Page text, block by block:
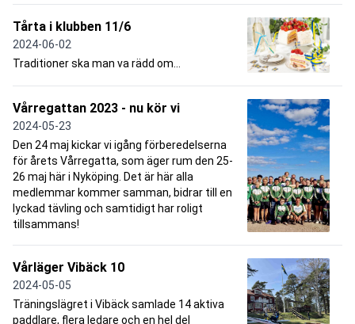
Tårta i klubben 11/6
2024-06-02
Traditioner ska man va rädd om...
Vårregattan 2023 - nu kör vi
2024-05-23
Den 24 maj kickar vi igång förberedelserna
för årets Vårregatta, som äger rum den 25-
26 maj här i Nyköping. Det är här alla
medlemmar kommer samman, bidrar till en
lyckad tävling och samtidigt har roligt
tillsammans!
Vårläger Vibäck 10
2024-05-05
Träningslägret i Vibäck samlade 14 aktiva
paddlare, flera ledare och en hel del